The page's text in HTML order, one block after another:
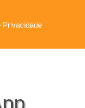
Privacidade